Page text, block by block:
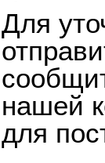
Для
нашей
для